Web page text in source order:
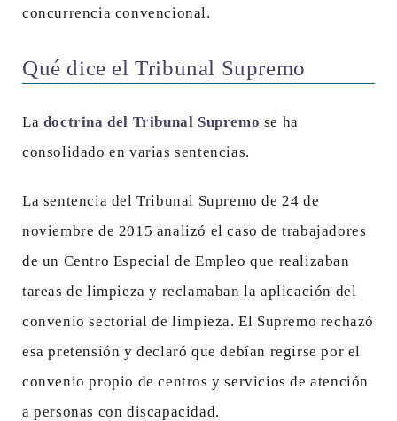
concurrencia convencional.
Qué dice el Tribunal Supremo
La doctrina del Tribunal Supremo se ha
consolidado en varias sentencias.
La sentencia del Tribunal Supremo de 24 de
noviembre de 2015 analizó el caso de trabajadores
de un Centro Especial de Empleo que realizaban
tareas de limpieza y reclamaban la aplicación del
convenio sectorial de limpieza. El Supremo rechazó
esa pretensión y declaró que debían regirse por el
convenio propio de centros y servicios de atención
a personas con discapacidad.